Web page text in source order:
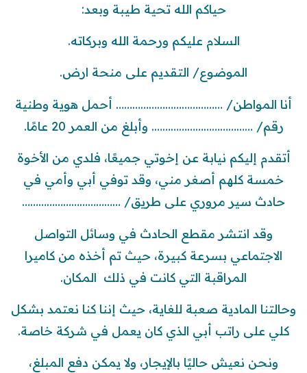
حياكم الله تحية طيبة وبعد:
السلام عليكم ورحمة الله وبركاته.
الموضوع/ التقديم على منحة ارض.
أنا المواطن/ ………………………………… أحمل هوية وطنية
رقم/ ………………………………. وأبلغ من العمر 20 عامًا.
أتقدم إليكم نيابة عن إخوتي جميعًا، فلدي من الأخوة
خمسة كلهم أصغر مني، وقد توفي أبي وأمي في
حادث سير مروري على طريق/ ………………………………
وقد انتشر مقطع الحادث في وسائل التواصل
الاجتماعي بسرعة كبيرة، حيث تم أخذه من كاميرا
المراقبة التي كانت في ذلك المكان.
وحالتنا المادية صعبة للغاية، حيث إننا كنا نعتمد بشكل
كلي على راتب أبي الذي كان يعمل في شركة خاصة.
ونحن نعيش حاليًا بالإيجار، ولا يمكن دفع المبلغ،